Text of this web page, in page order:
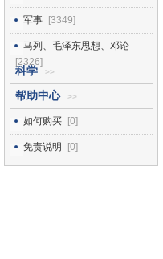
军事 [3349]
马列、毛泽东思想、邓论
[2326]
科学 >>
帮助中心 >>
如何购买 [0]
免责说明 [0]